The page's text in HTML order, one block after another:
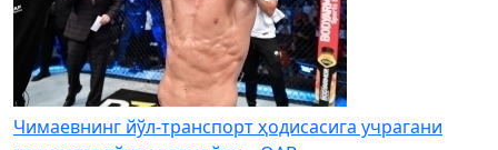
Чимаевнинг йўл-транспорт ҳодисасига учрагани